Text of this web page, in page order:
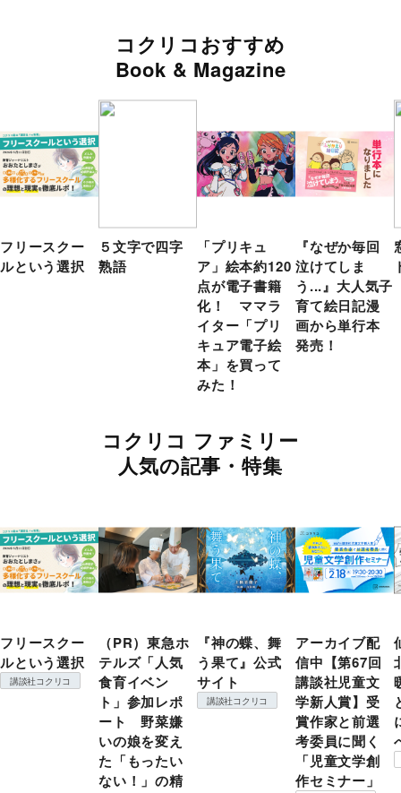
コクリコおすすめ
Book & Magazine
フリースクー
ルという選択
５文字で四字
熟語
「プリキュ
ア」絵本約120
点が電子書籍
化！ ママラ
イター「プリ
キュア電子絵
本」を買って
みた！
『なぜか毎回
泣けてしま
う...』大人気子
育て絵日記漫
画から単行本
発売！
コクリコ ファミリー
人気の記事・特集
フリースクー
ルという選択
講談社コクリコ
（PR）東急ホ
テルズ「人気
食育イベン
ト」参加レポ
ート 野菜嫌
いの娘を変え
た「もったい
ない！」の精
『神の蝶、舞
う果て』公式
サイト
講談社コクリコ
アーカイブ配
信中【第67回
講談社児童文
学新人賞】受
賞作家と前選
考委員に聞く
「児童文学創
作セミナー」